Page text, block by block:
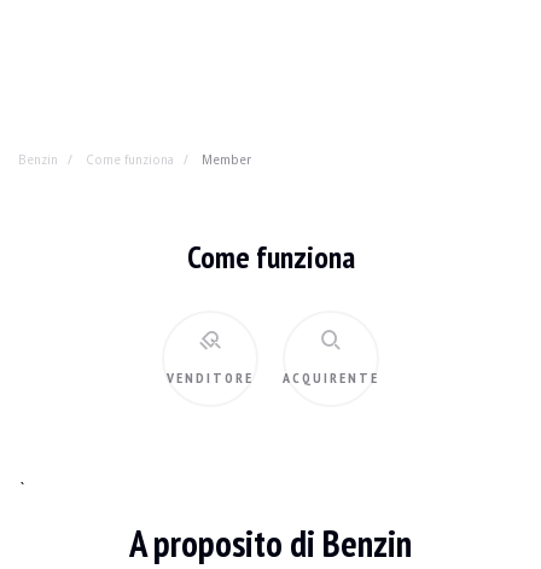
Benzin Come funziona Member
Come funziona
VENDITORE ACQUIRENTE
`
A proposito di Benzin